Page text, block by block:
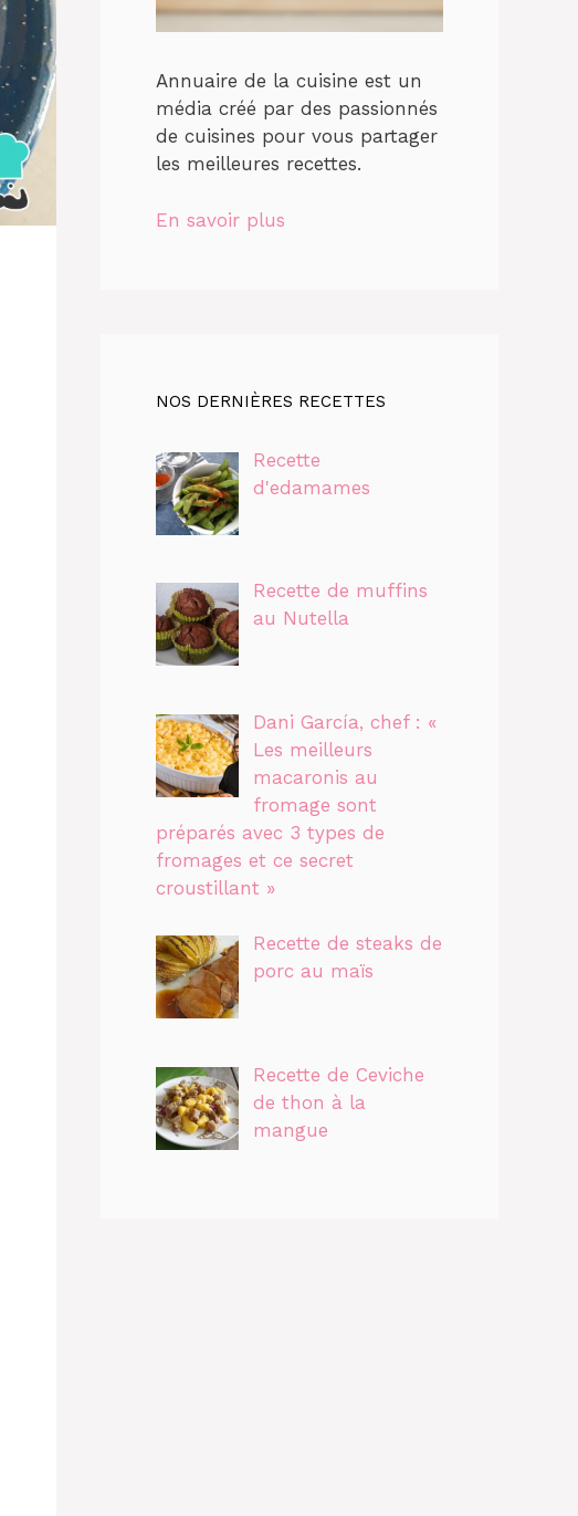
Annuaire de la cuisine est un
média créé par des passionnés
de cuisines pour vous partager
les meilleures recettes.
En savoir plus
NOS DERNIÈRES RECETTES
Recette
d'edamames
Recette de muffins
au Nutella
Dani García, chef : «
Les meilleurs
macaronis au
fromage sont
préparés avec 3 types de
fromages et ce secret
croustillant »
Recette de steaks de
porc au maïs
Recette de Ceviche
de thon à la
mangue